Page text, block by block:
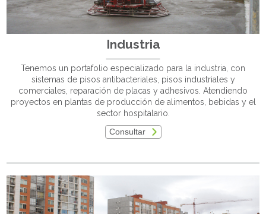
Industria
Tenemos un portafolio especializado para la industria, con
sistemas de pisos antibacteriales, pisos industriales y
comerciales, reparación de placas y adhesivos. Atendiendo
proyectos en plantas de producción de alimentos, bebidas y el
sector hospitalario.
Consultar